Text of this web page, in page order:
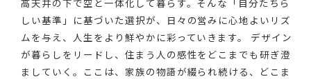
高天井の下で空と一体化して暮らす。そんな「自分たちら
しい基準」に基づいた選択が、日々の営みに心地よいリズ
ムを与え、人生をより鮮やかに彩っていきます。 デザイン
が暮らしをリードし、住まう人の感性をどこまでも研ぎ澄
ましていく。ここは、家族の物語が綴られ続ける、どこま